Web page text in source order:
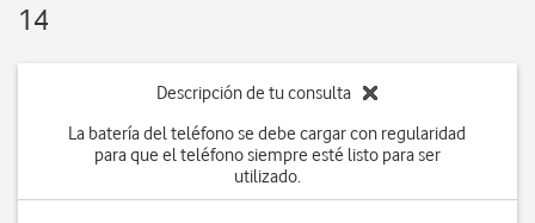
14
Descripción de tu consulta
La batería del teléfono se debe cargar con regularidad
para que el teléfono siempre esté listo para ser
utilizado.